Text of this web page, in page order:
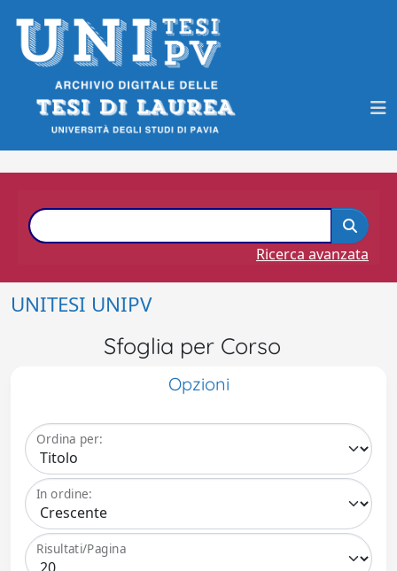
Ricerca avanzata
UNITESI UNIPV
Sfoglia per Corso
Opzioni
Ordina per:
In ordine:
Risultati/Pagina